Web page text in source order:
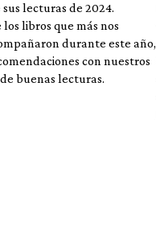
lecturas de 2024.
libros que más nos
durante este año,
con nuestros
buenas lecturas.